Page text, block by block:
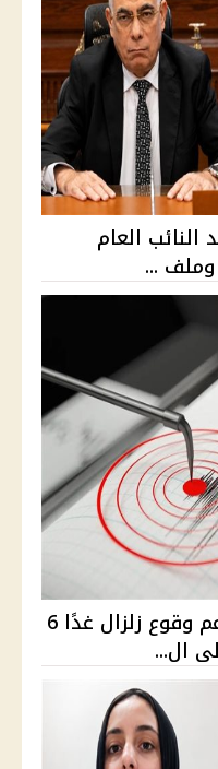
تناشد النائب العام
وملف ...
البحوث الفلكية تحسم مزاعم وقوع زلزال غدًا 6
ال...